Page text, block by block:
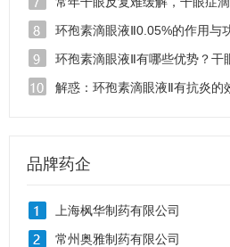
环孢素滴眼液Ⅱ0.05%的作用与
环孢素滴眼液Ⅱ有哪些优势？干
解惑：环孢素滴眼液Ⅱ有抗炎的
品牌药企
上海枫华制药有限公司
常州奥雅制药有限公司